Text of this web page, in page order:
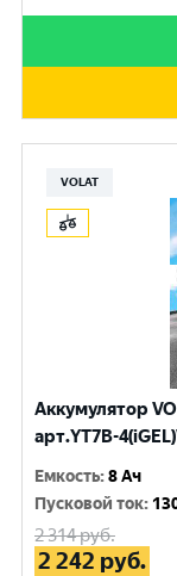
VOLAT
Аккумулятор
арт.YT7B-
Емкость:8 Ач
Пусковой ток:
2 314руб.
2 242 руб.